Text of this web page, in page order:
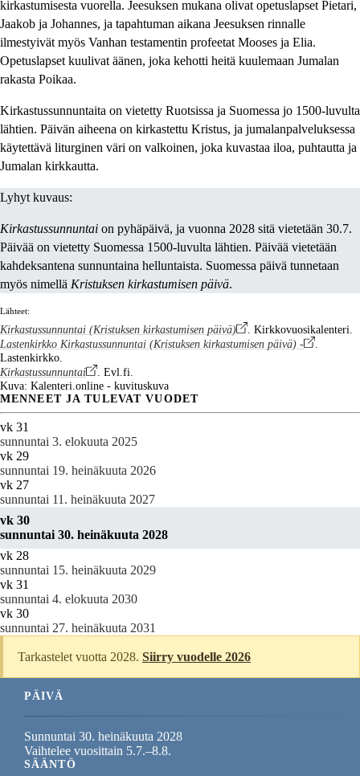
kirkastumisesta vuorella. Jeesuksen mukana olivat opetuslapset Pietari,
Jaakob ja Johannes, ja tapahtuman aikana Jeesuksen rinnalle
ilmestyivät myös Vanhan testamentin profeetat Mooses ja Elia.
Opetuslapset kuulivat äänen, joka kehotti heitä kuulemaan Jumalan
rakasta Poikaa.
Kirkastussunnuntaita on vietetty Ruotsissa ja Suomessa jo 1500-luvulta
lähtien. Päivän aiheena on kirkastettu Kristus, ja jumalanpalveluksessa
käytettävä liturginen väri on valkoinen, joka kuvastaa iloa, puhtautta ja
Jumalan kirkkautta.
Lyhyt kuvaus:
Kirkastussunnuntai on pyhäpäivä, ja vuonna 2028 sitä vietetään 30.7.
Päivää on vietetty Suomessa 1500-luvulta lähtien. Päivää vietetään
kahdeksantena sunnuntaina helluntaista. Suomessa päivä tunnetaan
myös nimellä Kristuksen kirkastumisen päivä.
Lähteet:
Kirkastussunnuntai (Kristuksen kirkastumisen päivä)
. Kirkkovuosikalenteri.
Lastenkirkko Kirkastussunnuntai (Kristuksen kirkastumisen päivä) -
.
Lastenkirkko.
Kirkastussunnuntai
. Evl.fi.
Kuva: Kalenteri.online - kuvituskuva
MENNEET JA TULEVAT VUODET
vk 31
sunnuntai 3. elokuuta 2025
vk 29
sunnuntai 19. heinäkuuta 2026
vk 27
sunnuntai 11. heinäkuuta 2027
vk 30
sunnuntai 30. heinäkuuta 2028
vk 28
sunnuntai 15. heinäkuuta 2029
vk 31
sunnuntai 4. elokuuta 2030
vk 30
sunnuntai 27. heinäkuuta 2031
Tarkastelet vuotta 2028.Siirry vuodelle 2026
PÄIVÄ
Sunnuntai 30. heinäkuuta 2028
Vaihtelee vuosittain 5.7.–8.8.
SÄÄNTÖ